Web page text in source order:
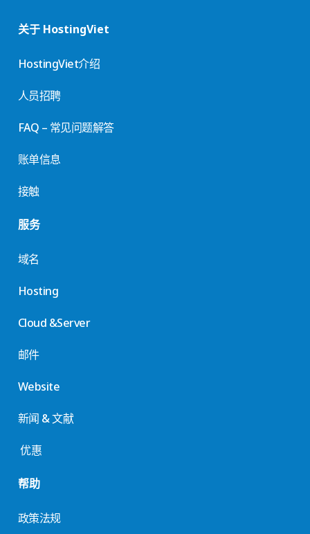
关于 HostingViet
HostingViet介绍
人员招聘
FAQ – 常见问题解答
账单信息
接触
服务
域名
Hosting
Cloud &Server
邮件
Website
新闻 & 文献
优惠
帮助
政策法规